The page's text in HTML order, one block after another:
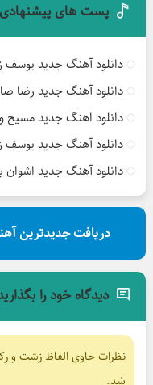
پست های پیشنهادی
دانلود آهنگ جدید یوسف
دانلود آهنگ جدید رضا
دانلود اهنگ جدید مسیح
دانلود آهنگ جدید یوسف
دانلود آهنگ جدید
دریافت جدیدترین
دیدگاه خود را
نظرات حاوی الفاظ زشت و
شد.